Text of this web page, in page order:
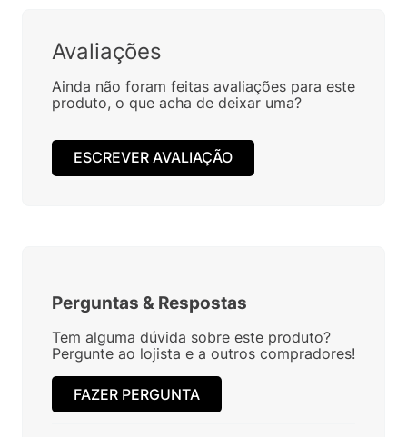
Avaliações
Ainda não foram feitas avaliações para este
produto, o que acha de deixar uma?
ESCREVER AVALIAÇÃO
Perguntas & Respostas
Tem alguma dúvida sobre este produto?
Pergunte ao lojista e a outros compradores!
FAZER PERGUNTA